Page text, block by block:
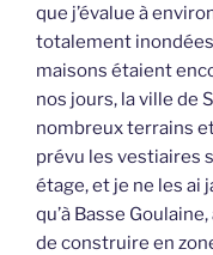
que j’évalue à
totalement inondées
maisons étaient
nos jours, la ville de
nombreux terrains
prévu les vestiaires
étage, et je ne les ai
qu’à Basse
de construire en